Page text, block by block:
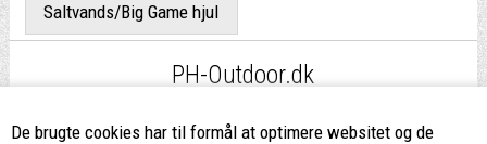
De brugte cookies har til formål at optimere websitet og de
Saltvands/Big Game hjul
PH-Outdoor.dk
ved køb over 499,-*